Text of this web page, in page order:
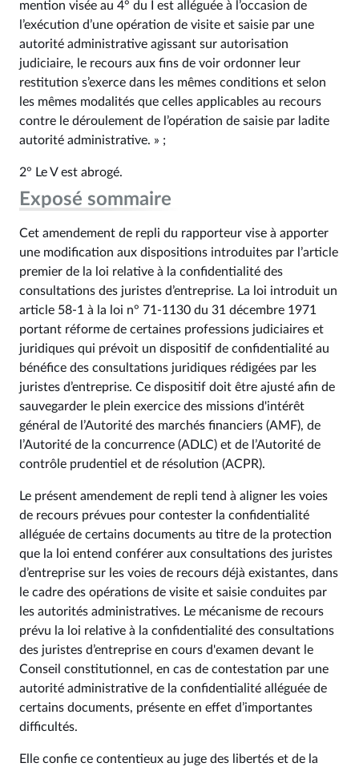
mention visée au 4° du I est alléguée à l’occasion de
l’exécution d’une opération de visite et saisie par une
autorité administrative agissant sur autorisation
judiciaire, le recours aux fins de voir ordonner leur
restitution s’exerce dans les mêmes conditions et selon
les mêmes modalités que celles applicables au recours
contre le déroulement de l’opération de saisie par ladite
autorité administrative. » ;
2° Le V est abrogé.
Exposé sommaire
Cet amendement de repli du rapporteur vise à apporter
une modification aux dispositions introduites par l’article
premier de la loi relative à la confidentialité des
consultations des juristes d’entreprise. La loi introduit un
article 58-1 à la loi n° 71-1130 du 31 décembre 1971
portant réforme de certaines professions judiciaires et
juridiques qui prévoit un dispositif de confidentialité au
bénéfice des consultations juridiques rédigées par les
juristes d’entreprise. Ce dispositif doit être ajusté afin de
sauvegarder le plein exercice des missions d'intérêt
général de l’Autorité des marchés financiers (AMF), de
l’Autorité de la concurrence (ADLC) et de l’Autorité de
contrôle prudentiel et de résolution (ACPR).
Le présent amendement de repli tend à aligner les voies
de recours prévues pour contester la confidentialité
alléguée de certains documents au titre de la protection
que la loi entend conférer aux consultations des juristes
d’entreprise sur les voies de recours déjà existantes, dans
le cadre des opérations de visite et saisie conduites par
les autorités administratives. Le mécanisme de recours
prévu la loi relative à la confidentialité des consultations
des juristes d’entreprise en cours d'examen devant le
Conseil constitutionnel, en cas de contestation par une
autorité administrative de la confidentialité alléguée de
certains documents, présente en effet d’importantes
difficultés.
Elle confie ce contentieux au juge des libertés et de la